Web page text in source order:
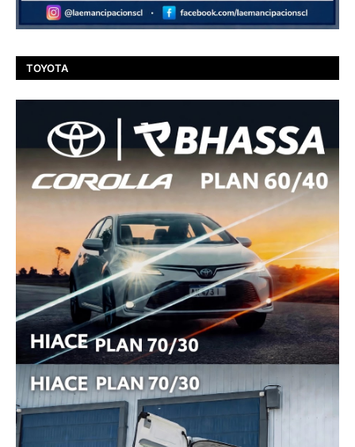
TOYOTA